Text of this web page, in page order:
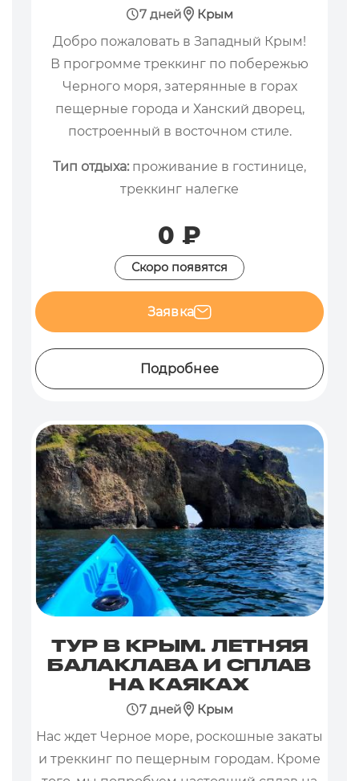
7 дней
Крым
Добро пожаловать в Западный Крым!
В прогромме треккинг по побережью
Черного моря, затерянные в горах
пещерные города и Ханский дворец,
построенный в восточном стиле.
Тип отдыха: проживание в гостинице,
треккинг налегке
0 ₽
Скоро появятся
Подробнее
Заявка
ТУР В КРЫМ. ЛЕТНЯЯ
БАЛАКЛАВА И СПЛАВ
НА КАЯКАХ
7 дней
Крым
Нас ждет Черное море, роскошные закаты
и треккинг по пещерным городам. Кроме